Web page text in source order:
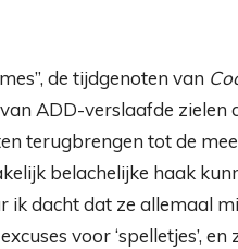
de tijdgenoten van
ADD-verslaafde zielen
terugbrengen tot de
belachelijke haak
ik dacht dat ze allemaal
voor ‘spelletjes’, en